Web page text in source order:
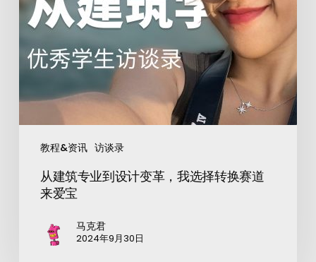
教程&资讯 访谈录
从建筑专业到设计变革，我选择转换赛道
来爱宝
马克君
2024年9月30日